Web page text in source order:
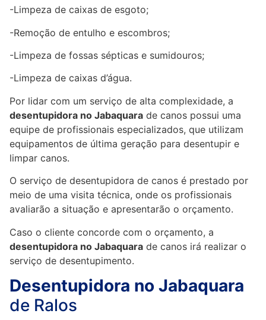
-Limpeza de caixas de esgoto;
-Remoção de entulho e escombros;
-Limpeza de fossas sépticas e sumidouros;
-Limpeza de caixas d’água.
Por lidar com um serviço de alta complexidade, a
desentupidora no Jabaquara de canos possui uma
equipe de profissionais especializados, que utilizam
equipamentos de última geração para desentupir e
limpar canos.
O serviço de desentupidora de canos é prestado por
meio de uma visita técnica, onde os profissionais
avaliarão a situação e apresentarão o orçamento.
Caso o cliente concorde com o orçamento, a
desentupidora no Jabaquara de canos irá realizar o
serviço de desentupimento.
Desentupidora no Jabaquara
de Ralos